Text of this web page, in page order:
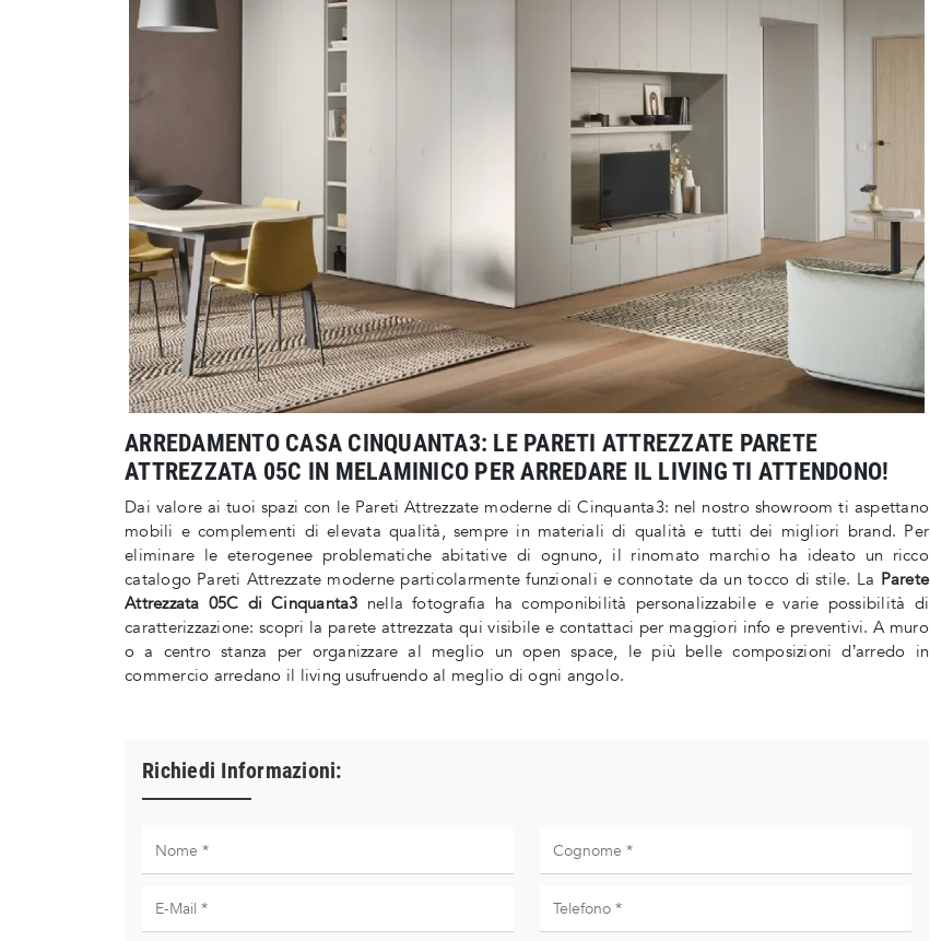
ARREDAMENTO CASA CINQUANTA3: LE PARETI ATTREZZATE PARETE
ATTREZZATA 05C IN MELAMINICO PER ARREDARE IL LIVING TI ATTENDONO!
Dai valore ai tuoi spazi con le Pareti Attrezzate moderne di Cinquanta3: nel nostro showroom ti aspettano
mobili e complementi di elevata qualità, sempre in materiali di qualità e tutti dei migliori brand. Per
eliminare le eterogenee problematiche abitative di ognuno, il rinomato marchio ha ideato un ricco
catalogo Pareti Attrezzate moderne particolarmente funzionali e connotate da un tocco di stile. La Parete
Attrezzata 05C di Cinquanta3 nella fotografia ha componibilità personalizzabile e varie possibilità di
caratterizzazione: scopri la parete attrezzata qui visibile e contattaci per maggiori info e preventivi. A muro
o a centro stanza per organizzare al meglio un open space, le più belle composizioni d’arredo in
commercio arredano il living usufruendo al meglio di ogni angolo.
Richiedi Informazioni: